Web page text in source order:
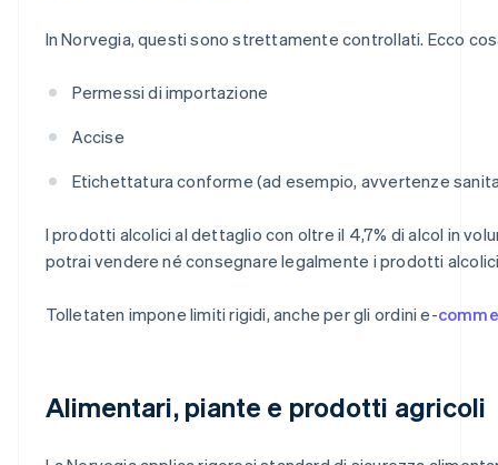
In Norvegia, questi sono strettamente controllati. Ecco
Permessi di importazione
Accise
Etichettatura conforme (ad esempio, avvertenze
I prodotti alcolici al dettaglio con oltre il 4,7% di alcol in
potrai vendere né consegnare legalmente i prodotti
Tolletaten impone limiti rigidi, anche per gli ordini e-
Alimentari, piante e prodotti agricoli